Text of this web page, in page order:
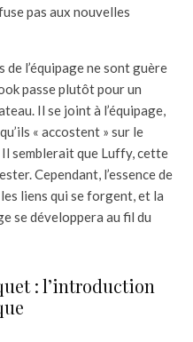
pas aux nouvelles
de l’équipage ne sont guère
passe plutôt pour un
Il se joint à l’équipage,
« accostent » sur le
semblerait que Luffy, cette
Cependant, l’essence de
liens qui se forgent, et la
se développera au fil du
: l’introduction